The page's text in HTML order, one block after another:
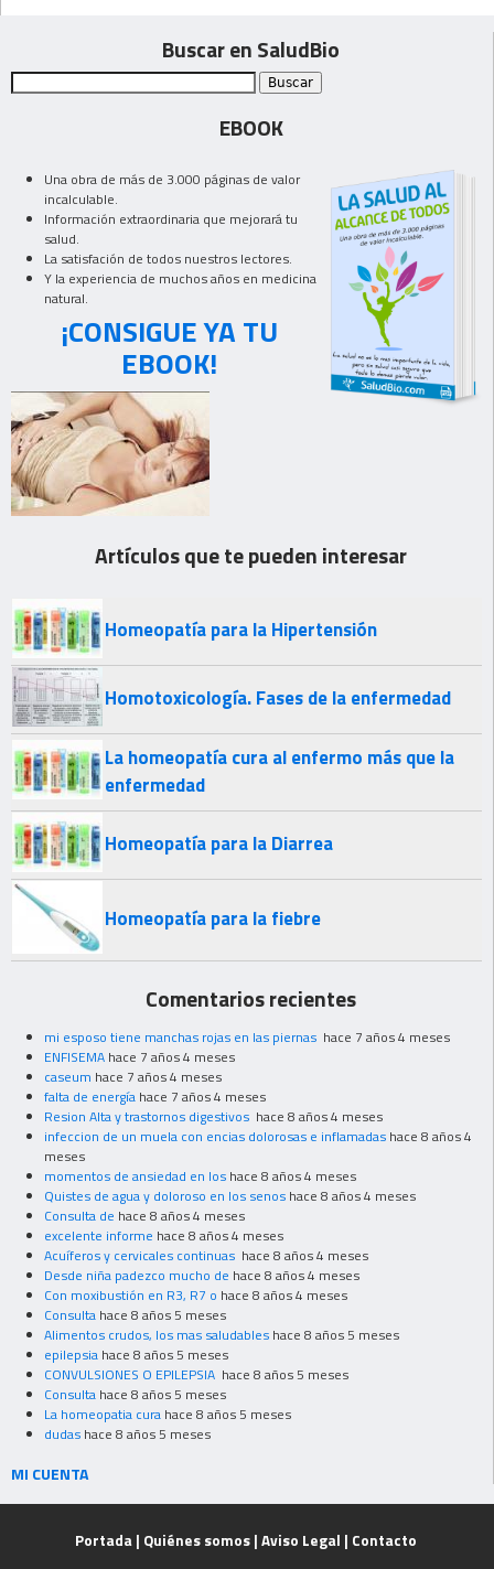
Buscar en SaludBio
EBOOK
Una obra de más de 3.000 páginas de valor
incalculable.
Información extraordinaria que mejorará tu
salud.
La satisfación de todos nuestros lectores.
Y la experiencia de muchos años en medicina
natural.
¡CONSIGUE YA TU
EBOOK!
Artículos que te pueden interesar
Homeopatía para la Hipertensión
Homotoxicología. Fases de la enfermedad
La homeopatía cura al enfermo más que la
enfermedad
Homeopatía para la Diarrea
Homeopatía para la fiebre
Comentarios recientes
mi esposo tiene manchas rojas en las piernas hace 7 años 4 meses
ENFISEMA hace 7 años 4 meses
caseum hace 7 años 4 meses
falta de energía hace 7 años 4 meses
Resion Alta y trastornos digestivos hace 8 años 4 meses
infeccion de un muela con encias dolorosas e inflamadas hace 8 años 4
meses
momentos de ansiedad en los hace 8 años 4 meses
Quistes de agua y doloroso en los senos hace 8 años 4 meses
Consulta de hace 8 años 4 meses
excelente informe hace 8 años 4 meses
Acuíferos y cervicales continuas hace 8 años 4 meses
Desde niña padezco mucho de hace 8 años 4 meses
Con moxibustión en R3, R7 o hace 8 años 4 meses
Consulta hace 8 años 5 meses
Alimentos crudos, los mas saludables hace 8 años 5 meses
epilepsia hace 8 años 5 meses
CONVULSIONES O EPILEPSIA hace 8 años 5 meses
Consulta hace 8 años 5 meses
La homeopatia cura hace 8 años 5 meses
dudas hace 8 años 5 meses
MI CUENTA
Portada | Quiénes somos| Aviso Legal | Contacto